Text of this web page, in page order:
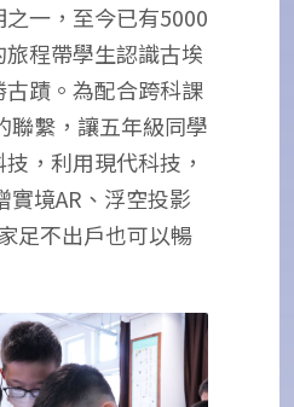
一，至今已有5000
程帶學生認識古埃
蹟。為配合跨科課
聯繫，讓五年級同學
，利用現代科技，
實境AR、浮空投影
足不出戶也可以暢